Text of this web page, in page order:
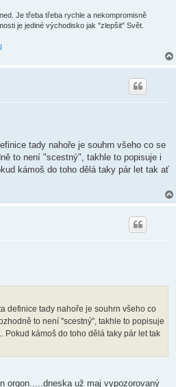
Je třeba třeba rychle a nekompromisně
je jediné východisko jak "zlepšit" Svět.
tady nahoře je souhrn všeho co se
to není "scestný", takhle to popisuje i
kámoš do toho dělá taky pár let tak ať
definice tady nahoře je souhrn všeho co
to není "scestný", takhle to popisuje
Pokud kámoš do toho dělá taky pár let tak
orgon.....dneska už maj vypozorovaný